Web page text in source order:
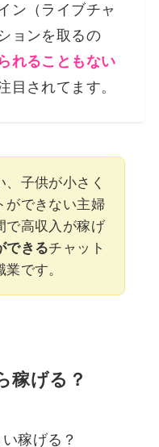
ン（ライブチャ
ョンを取るの
れることもない
目されてます。
子供が小さく
ができない主婦
で高収入が稼げ
できるチャット
です。
稼げる？